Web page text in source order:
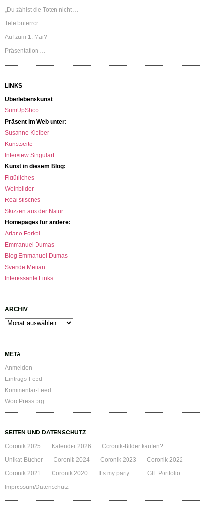
„Du zählst die Toten nicht …
Telefonterror …
Auf zum 1. Mai?
Präsentation …
LINKS
Überlebenskunst
SumUpShop
Präsent im Web unter:
Susanne Kleiber
Kunstseite
Interview Singulart
Kunst in diesem Blog:
Figürliches
Weinbilder
Realistisches
Skizzen aus der Natur
Homepages für andere:
Ariane Forkel
Emmanuel Dumas
Blog Emmanuel Dumas
Svende Merian
Interessante Links
ARCHIV
Archiv
META
Anmelden
Eintrags-Feed
Kommentar-Feed
WordPress.org
SEITEN UND DATENSCHUTZ
Coronik 2025
Kalender 2026
Coronik-Bilder kaufen?
Unikat-Bücher
Coronik 2024 Coronik 2023
Coronik 2022
Coronik 2021
Coronik 2020 It’s my party …
GIF Portfolio
Impressum/Datenschutz